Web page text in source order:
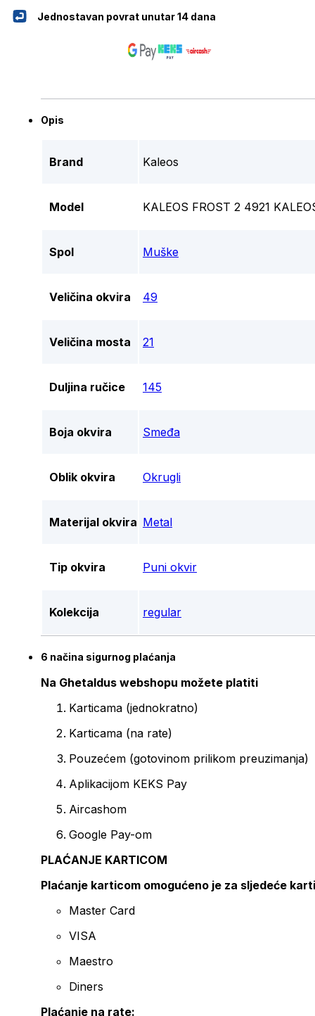
Jednostavan povrat unutar 14 dana
Opis
Brand Kaleos
Model KALEOS FROST 2 4921
Spol Muške
Veličina okvira 49
Veličina mosta 21
Duljina ručice 145
Boja okvira Smeđa
Oblik okvira Okrugli
Materijal okvira Metal
Tip okvira Puni okvir
Kolekcija regular
6 načina sigurnog plaćanja
Na Ghetaldus webshopu možete platiti
Karticama (jednokratno)
Karticama (na rate)
Pouzećem (gotovinom prilikom preuzimanja)
Aplikacijom KEKS Pay
Aircashom
Google Pay-om
PLAĆANJE KARTICOM
Plaćanje karticom omogućeno je za sljedeće
Master Card
VISA
Maestro
Diners
Plaćanje na rate: